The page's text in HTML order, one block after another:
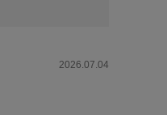
2026.07.04